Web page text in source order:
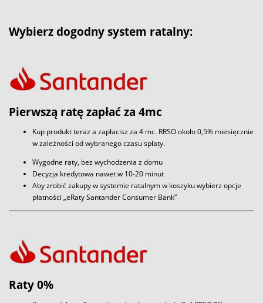
Wybierz dogodny system ratalny:
Pierwszą ratę zapłać za 4mc
Kup produkt teraz a zapłacisz za 4 mc. RRSO około 0,5% miesięcznie
w zależności od wybranego czasu spłaty.
Wygodne raty, bez wychodzenia z domu
Decyzja kredytowa nawet w 10-20 minut
Aby zrobić zakupy w systemie ratalnym w koszyku wybierz opcje
płatności „eRaty Santander Consumer Bank”
Raty 0%